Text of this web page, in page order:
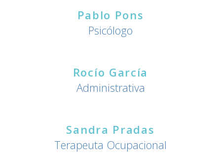
Pablo Pons
Psicólogo
Rocío García
Administrativa
Sandra Pradas
Terapeuta Ocupacional